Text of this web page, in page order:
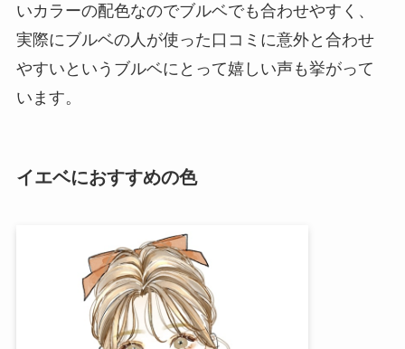
いカラーの配色なのでブルベでも合わせやすく、
実際にブルベの人が使った口コミに意外と合わせ
やすいというブルベにとって嬉しい声も挙がって
います。
イエベにおすすめの色